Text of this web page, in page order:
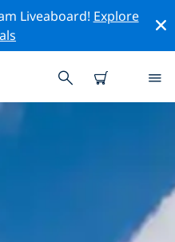
Liveaboard! Explore